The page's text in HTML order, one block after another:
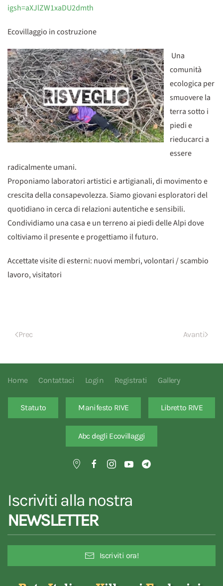
igsh=aXJlZW1xaDU2dmth
Ecovillaggio in costruzione
Una
comunità
ecologica per
smuovere la
terra sotto i
piedi e
rieducarci a
essere
radicalmente umani.
Proponiamo laboratori artistici e artigianali, di movimento e
crescita della consapevolezza. Siamo giovani esploratori del
quotidiano in cerca di relazioni autentiche e sensibili.
Condividiamo una casa e un terreno ai piedi delle Alpi dove
coltiviamo il presente e progettiamo il futuro.
Accettate visite di esterni: nuovi membri, volontari / scambio
lavoro, visitatori
Prec Avanti
Home Contattaci Login Registrati Gallery
Statuto Manifesto RIVE Libretto RIVE
Abc degli Ecovillaggi
Iscriviti alla nostra
NEWSLETTER
Iscriviti ora!